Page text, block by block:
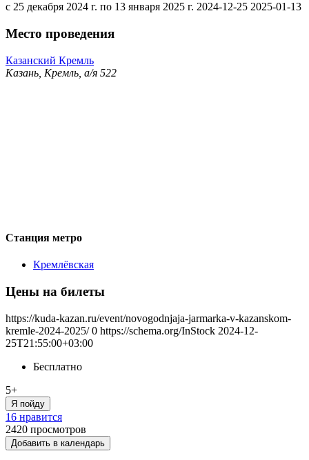
с 25 декабря 2024 г. по 13 января 2025 г. 2024-12-25 2025-01-13
Место проведения
Казанский Кремль
Казань, Кремль, а/я 522
Станция метро
Кремлёвская
Цены на билеты
https://kuda-kazan.ru/event/novogodnjaja-jarmarka-v-kazanskom-
kremle-2024-2025/ 0 https://schema.org/InStock 2024-12-
25T21:55:00+03:00
Бесплатно
5+
Я пойду
16 нравится
2420 просмотров
Добавить в календарь